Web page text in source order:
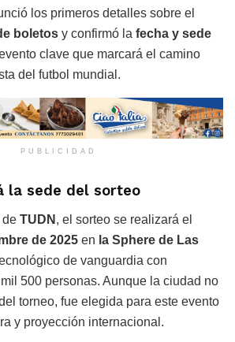
los primeros detalles sobre el
boletos y confirmó la fecha y sede
clave que marcará el camino
del futbol mundial.
PUBLICIDAD
la sede del sorteo
de TUDN , el sorteo se realizará el
de 2025 en la Sphere de Las
de vanguardia con
500 personas. Aunque la ciudad no
torneo, fue elegida para este evento
y proyección internacional.